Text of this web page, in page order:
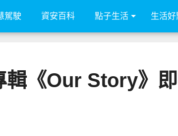
駕駛 資安百科 點子生活 生活
輯《Our Story》